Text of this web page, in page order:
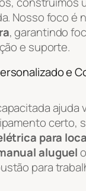
Nosso foco é
, garantindo
e suporte.
e
ajuda
certo,
para
aluguel
para